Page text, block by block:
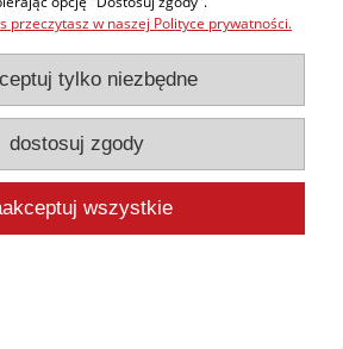
Cena netto: 63,89 zł
do koszyka
lateksowy CH16
przeczytasz w naszej Polityce prywatności.
tylko niezbędne
dostosuj zgody
wszystkie